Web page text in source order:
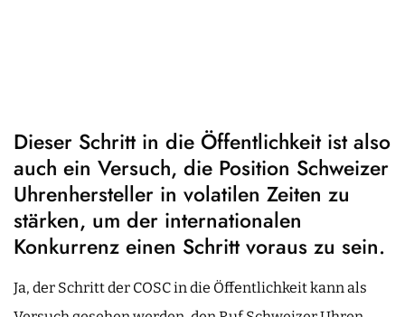
Dieser Schritt in die Öffentlichkeit ist also
auch ein Versuch, die Position Schweizer
Uhrenhersteller in volatilen Zeiten zu
stärken, um der internationalen
Konkurrenz einen Schritt voraus zu sein.
Ja, der Schritt der COSC in die Öffentlichkeit kann als